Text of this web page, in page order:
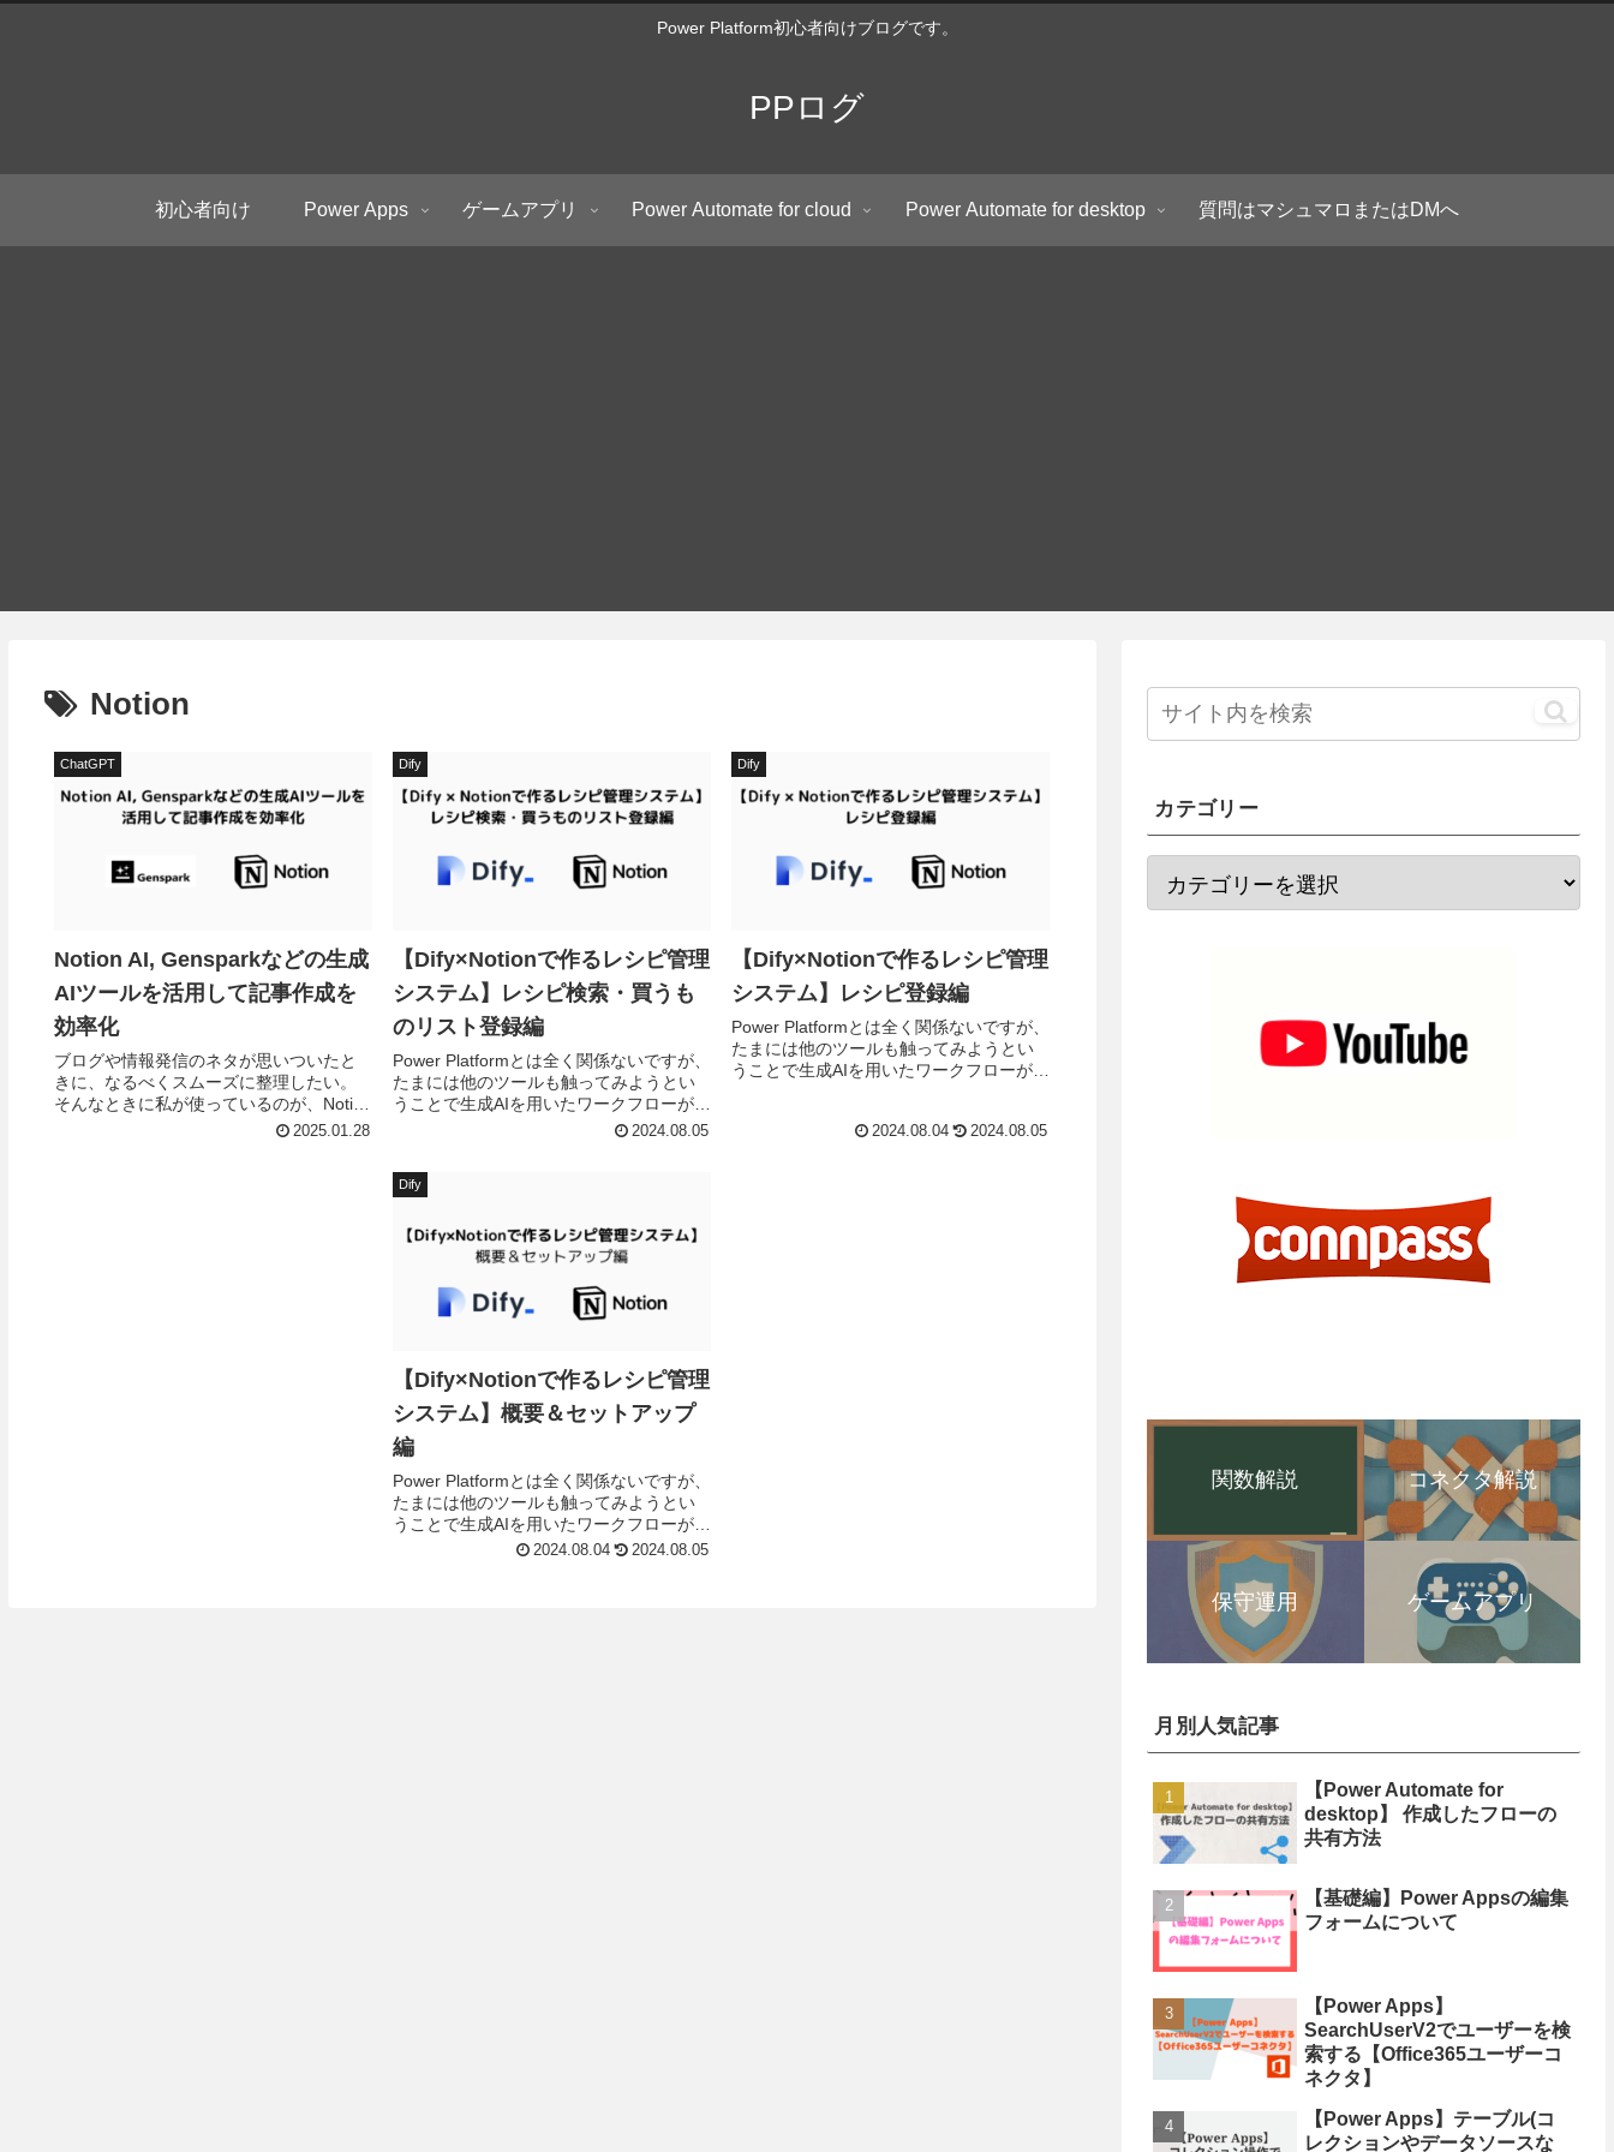
Power Platform初心者向けブログです。
PPログ
初心者向け Power Apps ゲームアプリ Power Automate for cloud Power Automate for desktop 質問はマシュマロまたはDMへ
Notion
ChatGPT
Notion AI, Gensparkなどの生成
AIツールを活用して記事作成を
効率化
ブログや情報発信のネタが思いついたと
きに、なるべくスムーズに整理したい。
そんなときに私が使っているのが、Notion
でのネタ管理と、Genspark・ChatGPTな
2025.01.28
Dify
【Dify×Notionで作るレシピ管理
システム】レシピ検索・買うも
のリスト登録編
Power Platformとは全く関係ないですが、
たまには他のツールも触ってみようとい
うことで生成AIを用いたワークフローが簡
単に作れるDifyと、神タスク管理ツールで
2024.08.05
Dify
【Dify×Notionで作るレシピ管理
システム】レシピ登録編
Power Platformとは全く関係ないですが、
たまには他のツールも触ってみようとい
うことで生成AIを用いたワークフローが簡
2024.08.04 2024.08.05
Dify
【Dify×Notionで作るレシピ管理
システム】概要＆セットアップ
編
Power Platformとは全く関係ないですが、
たまには他のツールも触ってみようとい
うことで生成AIを用いたワークフローが簡
単に作れるDifyと、神タスク管理ツールで
2024.08.04 2024.08.05
カテゴリー
関数解説 コネクタ解説
保守運用 ゲームアプリ
月別人気記事
【Power Automate for
desktop】 作成したフローの
共有方法
【基礎編】Power Appsの編集
フォームについて
【Power Apps】
SearchUserV2でユーザーを検
索する【Office365ユーザーコ
ネクタ】
【Power Apps】テーブル(コ
レクションやデータソースな